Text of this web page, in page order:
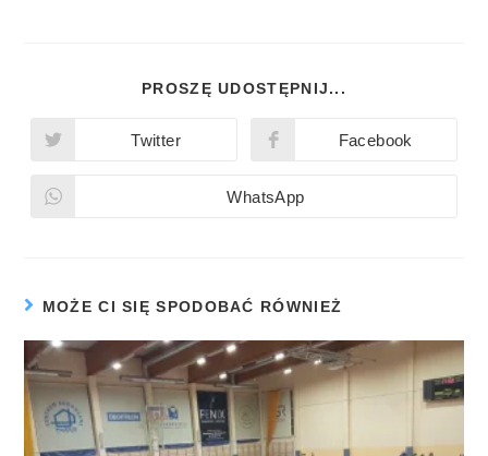
PROSZĘ UDOSTĘPNIJ...
Twitter Facebook
WhatsApp
MOŻE CI SIĘ SPODOBAĆ RÓWNIEŻ